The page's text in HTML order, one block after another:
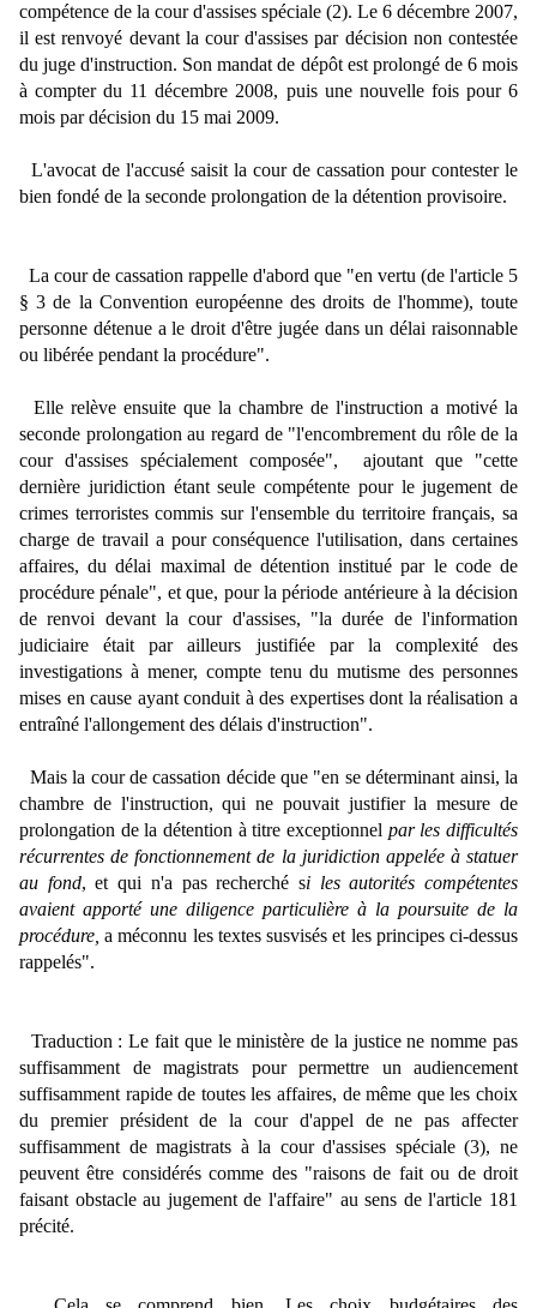
compétence de la cour d'assises spéciale (2). Le 6 décembre 2007,
il est renvoyé devant la cour d'assises par décision non contestée
du juge d'instruction. Son mandat de dépôt est prolongé de 6 mois
à compter du 11 décembre 2008, puis une nouvelle fois pour 6
mois par décision du 15 mai 2009.
L'avocat de l'accusé saisit la cour de cassation pour contester le
bien fondé de la seconde prolongation de la détention provisoire.
La cour de cassation rappelle d'abord que "en vertu (de l'article 5
§ 3 de la Convention européenne des droits de l'homme), toute
personne détenue a le droit d'être jugée dans un délai raisonnable
ou libérée pendant la procédure".
Elle relève ensuite que la chambre de l'instruction a motivé la
seconde prolongation au regard de "l'encombrement du rôle de la
cour d'assises spécialement composée", ajoutant que "cette
dernière juridiction étant seule compétente pour le jugement de
crimes terroristes commis sur l'ensemble du territoire français, sa
charge de travail a pour conséquence l'utilisation, dans certaines
affaires, du délai maximal de détention institué par le code de
procédure pénale", et que, pour la période antérieure à la décision
de renvoi devant la cour d'assises, "la durée de l'information
judiciaire était par ailleurs justifiée par la complexité des
investigations à mener, compte tenu du mutisme des personnes
mises en cause ayant conduit à des expertises dont la réalisation a
entraîné l'allongement des délais d'instruction".
Mais la cour de cassation décide que "en se déterminant ainsi, la
chambre de l'instruction, qui ne pouvait justifier la mesure de
prolongation de la détention à titre exceptionnel par les difficultés
récurrentes de fonctionnement de la juridiction appelée à statuer
au fond, et qui n'a pas recherché si les autorités compétentes
avaient apporté une diligence particulière à la poursuite de la
procédure, a méconnu les textes susvisés et les principes ci-dessus
rappelés".
Traduction : Le fait que le ministère de la justice ne nomme pas
suffisamment de magistrats pour permettre un audiencement
suffisamment rapide de toutes les affaires, de même que les choix
du premier président de la cour d'appel de ne pas affecter
suffisamment de magistrats à la cour d'assises spéciale (3), ne
peuvent être considérés comme des "raisons de fait ou de droit
faisant obstacle au jugement de l'affaire" au sens de l'article 181
précité.